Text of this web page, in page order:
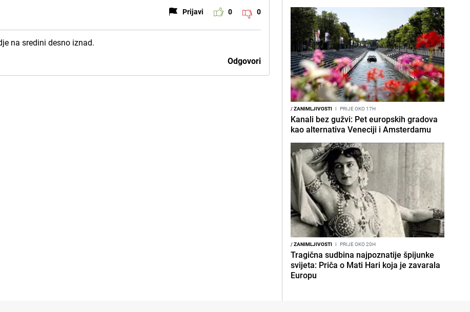
Prijavi 0 0
na sredini desno iznad.
Odgovori
/ZANIMLJIVOSTI I PRIJE OKO 17H
Kanali bez gužvi: Pet europskih gradova
kao alternativa Veneciji i Amsterdamu
/ZANIMLJIVOSTI I PRIJE OKO 20H
Tragična sudbina najpoznatije špijunke
svijeta: Priča o Mati Hari koja je zavarala
Europu